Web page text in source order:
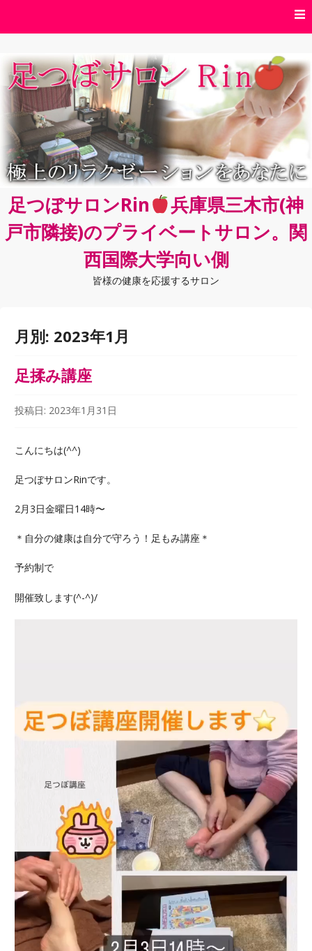
ン
ツ
へ
ス
キ
ッ
プ
足つぼサロンRin
兵庫県三木市(神
戸市隣接)のプライベートサロン。関
西国際大学向い側
皆様の健康を応援するサロン
月別: 2023年1月
足揉み講座
投稿日: 2023年1月31日
こんにちは(^^)
足つぼサロンRinです。
2月3日金曜日14時〜
＊自分の健康は自分で守ろう！足もみ講座＊
予約制で
開催致します(^-^)/